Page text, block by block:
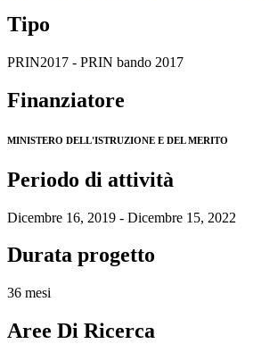
Tipo
PRIN2017 - PRIN bando 2017
Finanziatore
MINISTERO DELL'ISTRUZIONE E DEL MERITO
Periodo di attività
Dicembre 16, 2019 - Dicembre 15, 2022
Durata progetto
36 mesi
Aree Di Ricerca